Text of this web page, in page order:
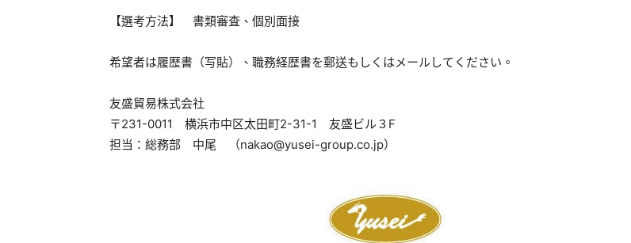
【選考方法】 書類審査、個別面接
希望者は履歴書（写貼）、職務経歴書を郵送もしくはメールしてください。
友盛貿易株式会社
〒231-0011 横浜市中区太田町2-31-1 友盛ビル３F
担当：総務部 中尾 （nakao@yusei-group.co.jp）